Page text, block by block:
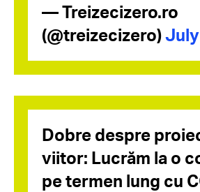
— Treizecizero.ro
(@treizecizero)
Dobre despre
viitor: Lucrăm la o
pe termen lung cu